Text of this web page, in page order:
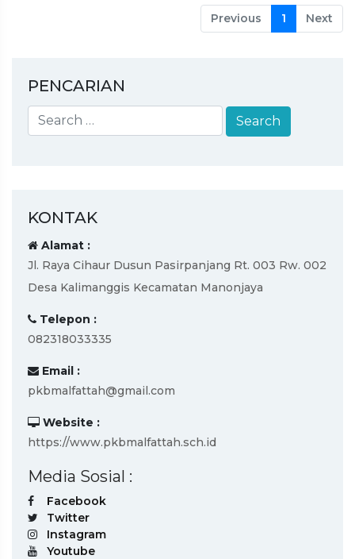
Previous
1 Next
PENCARIAN
KONTAK
Alamat :
Jl. Raya Cihaur Dusun Pasirpanjang Rt. 003 Rw. 002
Desa Kalimanggis Kecamatan Manonjaya
Telepon :
082318033335
Email :
pkbmalfattah@gmail.com
Website :
https://www.pkbmalfattah.sch.id
Media Sosial :
Facebook
Twitter
Instagram
Youtube